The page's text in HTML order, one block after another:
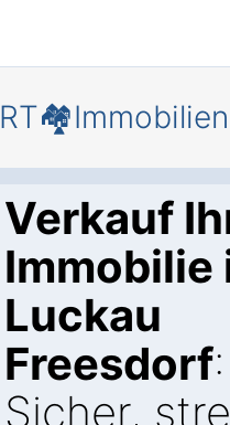
RT🏘️Immobilien
Verkauf
Immobilie
Luckau
Freesdorf:
Sicher,